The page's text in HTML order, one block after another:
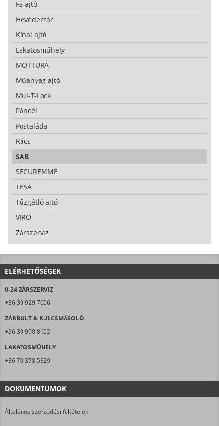
Fa ajtó
Hevederzár
Kínai ajtó
Lakatosműhely
MOTTURA
Műanyag ajtó
Mul-T-Lock
Páncél
Postaláda
Rács
SAB
SECUREMME
TESA
Tűzgátló ajtó
VIRO
Zárszerviz
ELÉRHETŐSÉGEK
0-24 ZÁRSZERVIZ
+36 30 929 7006
ZÁRBOLT & KULCSMÁSOLÓ
+36 30 990 8102
LAKATOSMŰHELY
+36 70 378 5829
DOKUMENTUMOK
Általános szerződési feltételek